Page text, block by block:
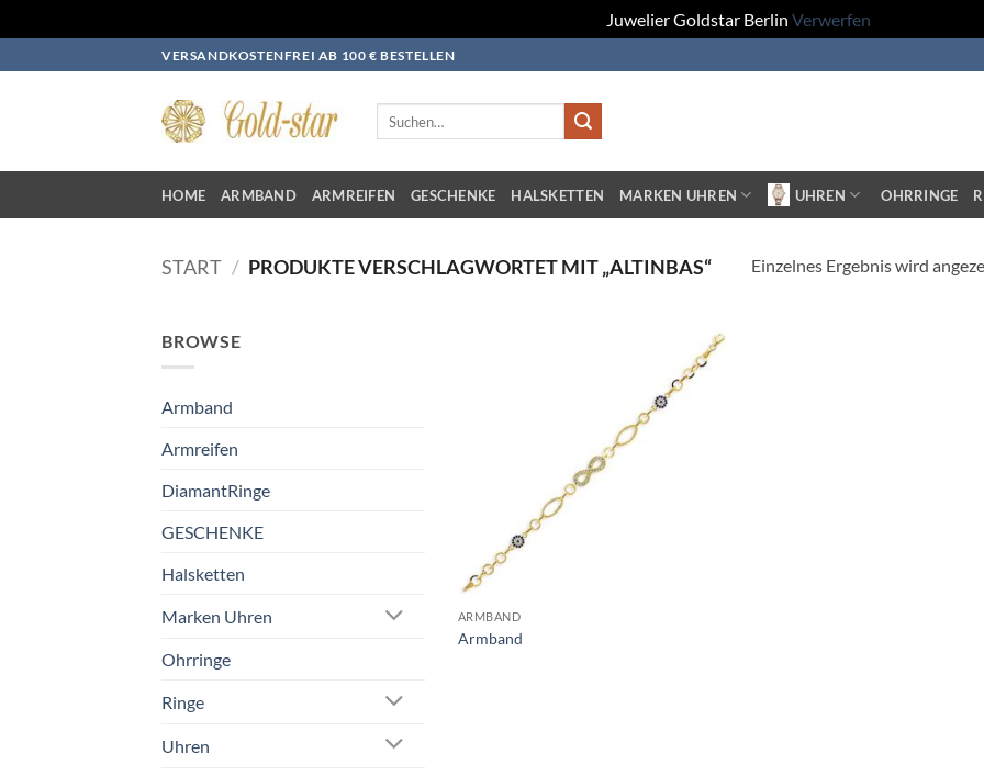
Juwelier Goldstar Berlin Verwerfen
Inhalt
VERSANDKOSTENFREI AB 100 € BESTELLEN
HOME ARMBAND ARMREIFEN GESCHENKE HALSKETTEN MARKEN UHREN UHREN OHRRINGE
START / PRODUKTE VERSCHLAGWORTET MIT „ALTINBAS“ Einzelnes Ergebnis wird
BROWSE
Armband
Armreifen
DiamantRinge
GESCHENKE
Halsketten
Marken Uhren
Ohrringe
Ringe
Uhren
ARMBAND
Armband